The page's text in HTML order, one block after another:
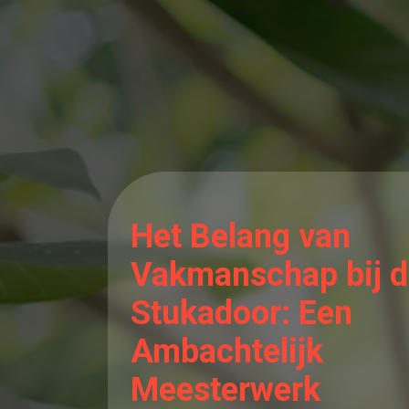
Het Belang van
Vakmanschap bij
Stukadoor: Een
Ambachtelijk
Meesterwerk